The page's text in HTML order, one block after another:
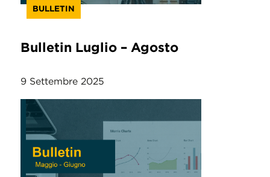
BULLETIN
Bulletin Luglio – Agosto
9 Settembre 2025